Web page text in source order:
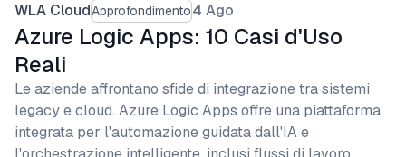
WLA CloudApprofondimento4 Ago
Azure Logic Apps: 10 Casi d'Uso
Reali
Le aziende affrontano sfide di integrazione tra sistemi
legacy e cloud. Azure Logic Apps offre una piattaforma
integrata per l'automazione guidata dall'IA e